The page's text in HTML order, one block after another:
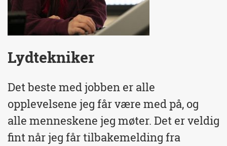
Lydtekniker
Det beste med jobben er alle
opplevelsene jeg får være med på, og
alle menneskene jeg møter. Det er veldig
fint når jeg får tilbakemelding fra